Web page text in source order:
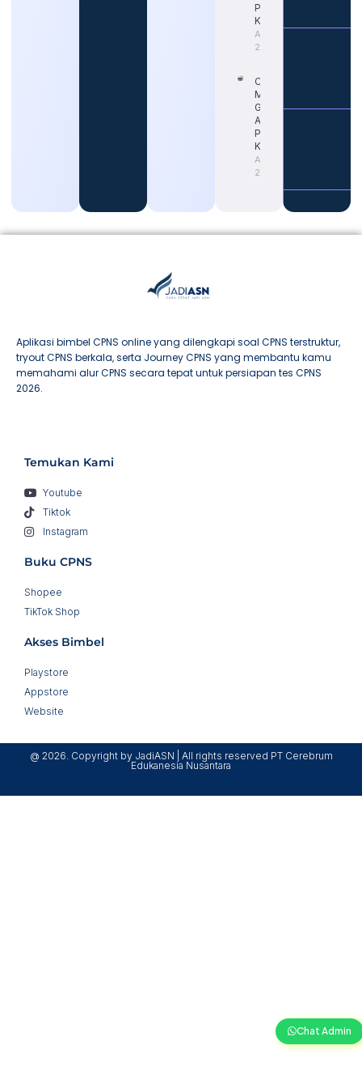
Persiapan
Karier
August 4,
2026
Cara
Memahami
Gaji Guru
ASN untuk
Persiapan
Karier
August 4,
2026
Aplikasi bimbel CPNS online yang dilengkapi soal CPNS terstruktur,
tryout CPNS berkala, serta Journey CPNS yang membantu kamu
memahami alur CPNS secara tepat untuk persiapan tes CPNS
2026.
Temukan Kami
Youtube
Tiktok
Instagram
Buku CPNS
Shopee
TikTok Shop
Akses Bimbel
Playstore
Appstore
Website
@ 2026. Copyright by JadiASN | All rights reserved PT Cerebrum
Edukanesia Nusantara
Chat Admin